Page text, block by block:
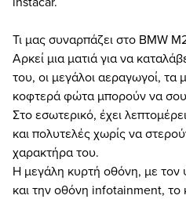
Τι μας συναρπάζει στο BMW
Αρκεί μια ματιά για να
του, οι μεγάλοι αεραγωγοί, τα
κοφτερά φώτα μπορούν να
Στο εσωτερικό, έχει
και πολυτελές χωρίς να
χαρακτήρα του.
Η μεγάλη κυρτή οθόνη, με
και την οθόνη infotainment, το